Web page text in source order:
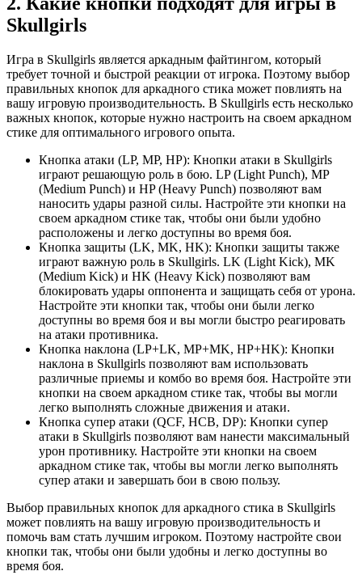
Skullgirls
Игра в Skullgirls является аркадным файтингом, который
требует точной и быстрой реакции от игрока. Поэтому выбор
правильных кнопок для аркадного стика может повлиять на
вашу игровую производительность. В Skullgirls есть несколько
важных кнопок, которые нужно настроить на своем аркадном
стике для оптимального игрового опыта.
Кнопка атаки (LP, MP, HP): Кнопки атаки в Skullgirls
играют решающую роль в бою. LP (Light Punch), MP
(Medium Punch) и HP (Heavy Punch) позволяют вам
наносить удары разной силы. Настройте эти кнопки на
своем аркадном стике так, чтобы они были удобно
расположены и легко доступны во время боя.
Кнопка защиты (LK, MK, HK): Кнопки защиты также
играют важную роль в Skullgirls. LK (Light Kick), MK
(Medium Kick) и HK (Heavy Kick) позволяют вам
блокировать удары оппонента и защищать себя от урона.
Настройте эти кнопки так, чтобы они были легко
доступны во время боя и вы могли быстро реагировать
на атаки противника.
Кнопка наклона (LP+LK, MP+MK, HP+HK): Кнопки
наклона в Skullgirls позволяют вам использовать
различные приемы и комбо во время боя. Настройте эти
кнопки на своем аркадном стике так, чтобы вы могли
легко выполнять сложные движения и атаки.
Кнопка супер атаки (QCF, HCB, DP): Кнопки супер
атаки в Skullgirls позволяют вам нанести максимальный
урон противнику. Настройте эти кнопки на своем
аркадном стике так, чтобы вы могли легко выполнять
супер атаки и завершать бои в свою пользу.
Выбор правильных кнопок для аркадного стика в Skullgirls
может повлиять на вашу игровую производительность и
помочь вам стать лучшим игроком. Поэтому настройте свои
кнопки так, чтобы они были удобны и легко доступны во
время боя.